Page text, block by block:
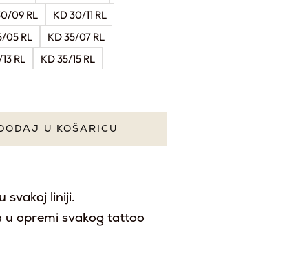
09 RL
KD 30/11 RL
05 RL
KD 35/07 RL
RL
KD 35/15 RL
U KOŠARICU
svakoj liniji.
u opremi svakog tattoo